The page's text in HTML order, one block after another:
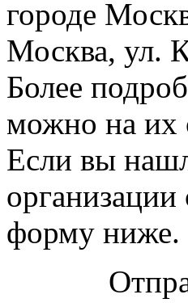
городе
Москва, ул.
Более
можно на их
Если вы
форму ниже.